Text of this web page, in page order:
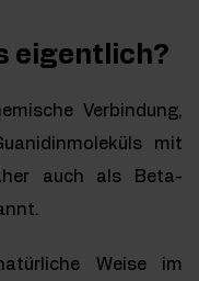
eigentlich?
Verbindung,
mit
auch als Beta-
Weise im